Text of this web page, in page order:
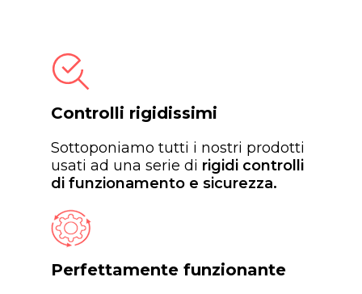
Controlli rigidissimi
Sottoponiamo tutti i nostri prodotti
usati ad una serie di rigidi controlli
di funzionamento e sicurezza.
Perfettamente funzionante